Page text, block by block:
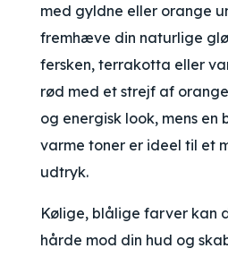
med gyldne eller orange
fremhæve din naturlige
fersken, terrakotta eller
rød med et strejf af
og energisk look, mens en
varme toner er ideel til et
udtryk.
Kølige, blålige farver kan
hårde mod din hud og